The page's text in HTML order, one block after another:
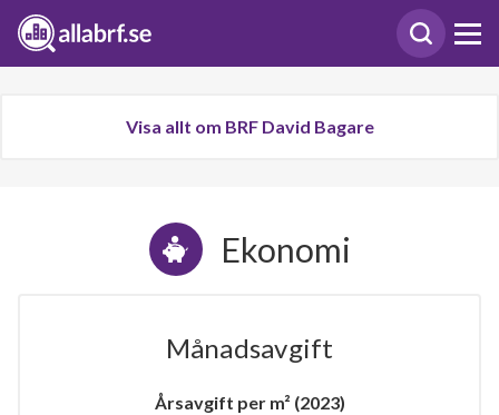
Visa allt om BRF David Bagare
Ekonomi
Månadsavgift
Årsavgift per m² (2023)